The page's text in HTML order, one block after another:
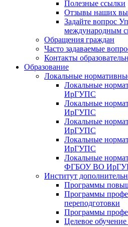
Полезные ссылки
Отзывы наших
Задайте вопрос
международным
Обращения граждан
Часто задаваемые
Контакты
Образование
Локальные
Локальные
ИрГУПС
Локальные
ИрГУПС
Локальные
ИрГУПС
Локальные
ИрГУПС
Локальные
ФГБОУ ВО
Институт
Программы
Программы
переподготовки
Программы
Целевое обучение